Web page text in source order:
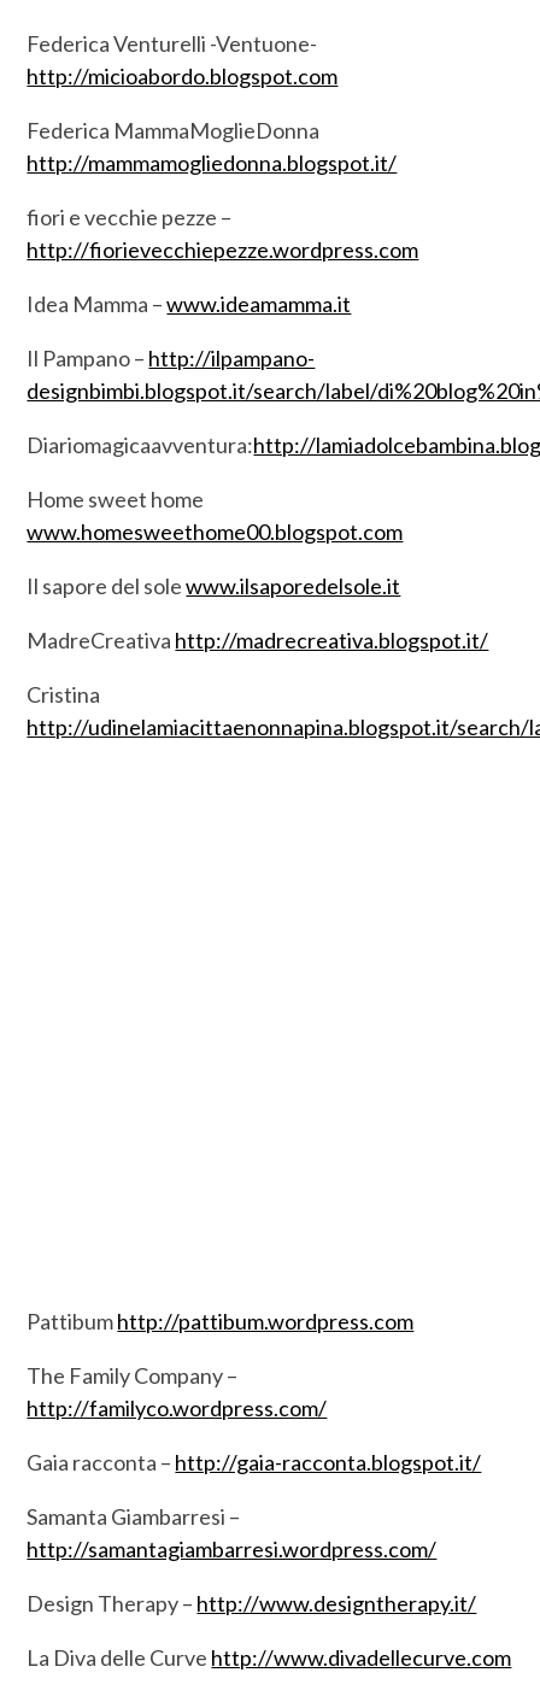
Federica Venturelli -Ventuone-
http://micioabordo.blogspot.com
Federica MammaMoglieDonna
http://mammamogliedonna.blogspot.it/
fiori e vecchie pezze –
http://fiorievecchiepezze.wordpress.com
Idea Mamma –www.ideamamma.it
Il Pampano – http://ilpampano-
designbimbi.blogspot.it/search/label/
Diariomagicaavventura:http://
Home sweet home
www.homesweethome00.blogspot.com
Il sapore del solewww.ilsaporedelsole.it
MadreCreativa http://madrecreativa.blogspot.it/
Cristina
http://udinelamiacittaenonnapina.blogspot.it/
Pattibumhttp://pattibum.wordpress.com
The Family Company –
http://familyco.wordpress.com/
Gaia racconta – http://gaia-racconta.blogspot.it/
Samanta Giambarresi –
http://samantagiambarresi.wordpress.com/
Design Therapy – http://www.designtherapy.it/
La Diva delle Curve http://www.divadellecurve.com